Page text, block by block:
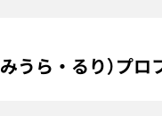
うら・るり）プロ